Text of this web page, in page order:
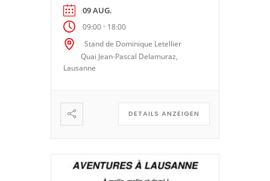
Aventures à Lausanne, à la
Fête Livres & Disques de…
Lausanne le dimanche 9 août
2026 Née et résidant en
France, Dominique Letellier est
[…]
09 AUG.
09:00- 18:00
Stand de Dominique Letellier
Quai Jean-Pascal Delamuraz,
Lausanne
DETAILS ANZEIGEN